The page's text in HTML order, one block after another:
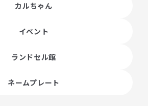
カルちゃん
イベント
ランドセル館
ネームプレート